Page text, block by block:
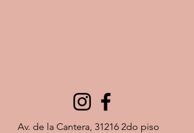
Av. de la Cantera, 31216 2do piso